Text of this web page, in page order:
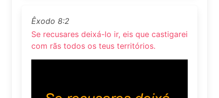
Êxodo 8:2
Se recusares deixá-lo ir, eis que castigarei
com rãs todos os teus territórios.